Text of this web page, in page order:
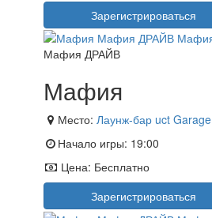
Зарегистрироваться
Мафия ДРАЙВ
Мафия
Место: Лаунж-бар uct Garage
Начало игры: 19:00
Цена: Бесплатно
Зарегистрироваться